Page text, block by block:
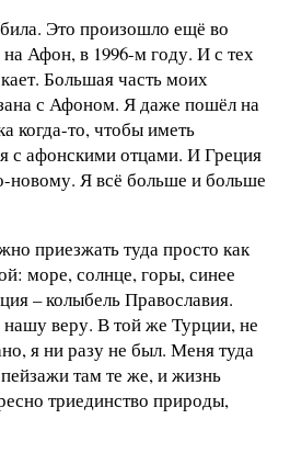
Это произошло ещё во
Афон, в 1996-м году. И с тех
Большая часть моих
с Афоном. Я даже пошёл на
когда-то, чтобы иметь
с афонскими отцами. И Греция
новому. Я всё больше и больше
приезжать туда просто как
море, солнце, горы, синее
– колыбель Православия.
веру. В той же Турции, не
я ни разу не был. Меня туда
там те же, и жизнь
триединство природы,